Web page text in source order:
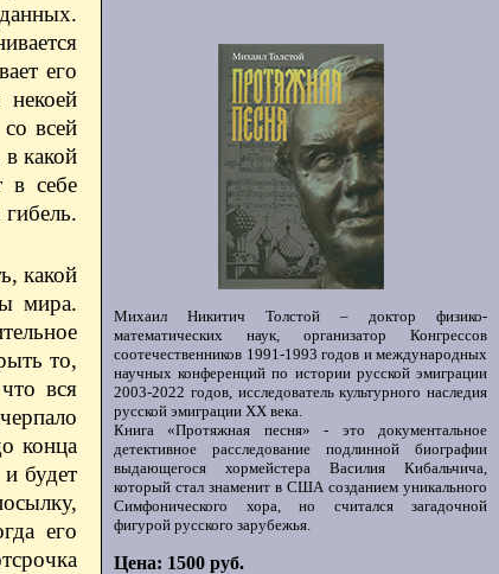
его
всей
какой
в себе
какой
мира.
то,
вся
конца
будет
его
Михаил Никитич Толстой – доктор физико-
математических наук, организатор Конгрессов
соотечественников 1991-1993 годов и международных
научных конференций по истории русской эмиграции
2003-2022 годов, исследователь культурного наследия
русской эмиграции ХХ века.
Книга «Протяжная песня» - это документальное
детективное расследование подлинной биографии
выдающегося хормейстера Василия Кибальчича,
который стал знаменит в США созданием уникального
Симфонического хора, но считался загадочной
фигурой русского зарубежья.
Цена: 1500 руб.